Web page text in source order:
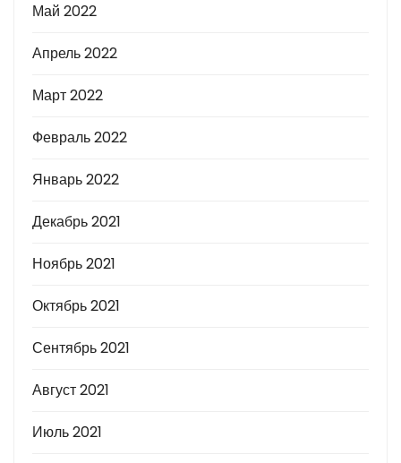
Май 2022
Апрель 2022
Март 2022
Февраль 2022
Январь 2022
Декабрь 2021
Ноябрь 2021
Октябрь 2021
Сентябрь 2021
Август 2021
Июль 2021